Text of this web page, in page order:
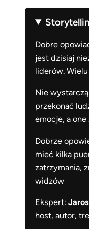
Dobre
jest dzisiaj
liderów.
Nie
przekonać
emocje, a
Dobrze
mieć kilka
zatrzymania,
widzów
Ekspert:
host, autor,